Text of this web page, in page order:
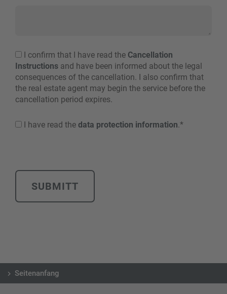
I confirm that I have read the Cancellation
Instructions and have been informed about the legal
consequences of the cancellation. I also confirm that
the real estate agent may begin the service before the
cancellation period expires.
I have read the data protection information.*
Seitenanfang